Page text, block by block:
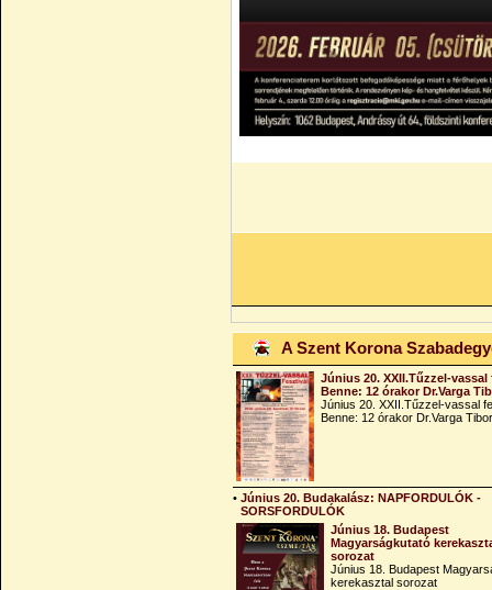
A Szent Korona
Június 20. XXII.Tűzzel-
Benne: 12 órakor Dr.Varga
Június 20. XXII.Tűzzel-vassal
Benne: 12 órakor Dr.Varga Tibor
• Június 20. Budakalász: NAPFORDULÓK -
SORSFORDULÓK
Június 18. Budapest
Magyarságkutató
sorozat
Június 18. Budapest
kerekasztal sorozat